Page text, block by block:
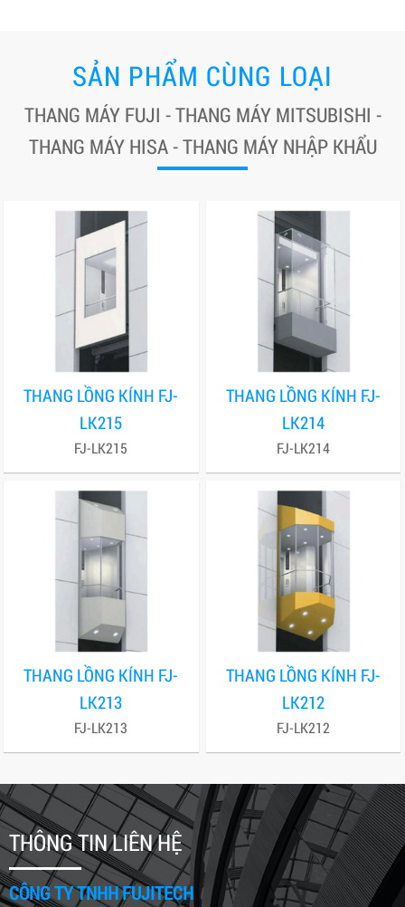
SẢN PHẨM CÙNG LOẠI
THANG MÁY FUJI - THANG MÁY MITSUBISHI -
THANG MÁY HISA - THANG MÁY NHẬP KHẨU
THANG LỒNG KÍNH FJ-
LK215
FJ-LK215
THANG LỒNG KÍNH FJ-
LK214
FJ-LK214
THANG LỒNG KÍNH FJ-
LK213
FJ-LK213
THANG LỒNG KÍNH FJ-
LK212
FJ-LK212
THÔNG TIN LIÊN HỆ
CÔNG TY TNHH FUJITECH